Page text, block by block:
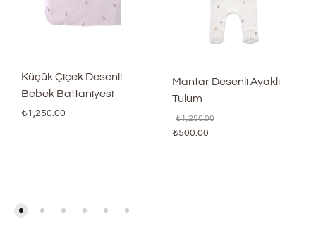
Küçük Çiçek Desenli
Bebek Battaniyesi
₺1,250.00
Mantar Desenli Ayaklı
Tulum
₺1,250.00
₺500.00